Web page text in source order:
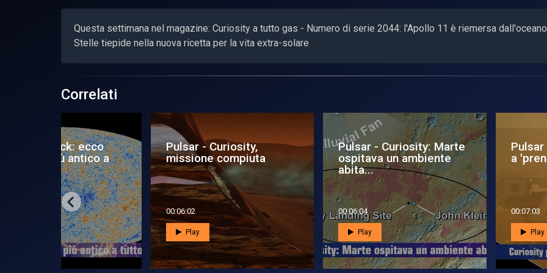
Questa settimana nel magazine: Curiosity a tutto gas - Numero di serie 2044: l'Apollo 11 è riemersa
Stelle tiepide nella nuova ricetta per la vita extra-solare
Correlati
Pulsar - Curiosity,
missione compiuta
00:06:02
Play
Pulsar - Curiosity: Marte
ospitava un ambiente
abita...
00:06:04
Play
Pulsar - Curiosity
a 'prendere' Marte
00:07:03
Play